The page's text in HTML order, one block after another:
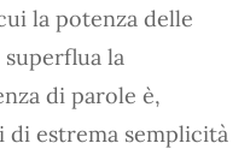
la potenza delle
la
di parole è,
di estrema semplicità